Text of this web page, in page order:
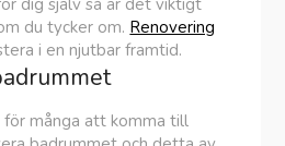
dig själv så är det viktigt
du tycker om. Renovering
i en njutbar framtid.
många att komma till